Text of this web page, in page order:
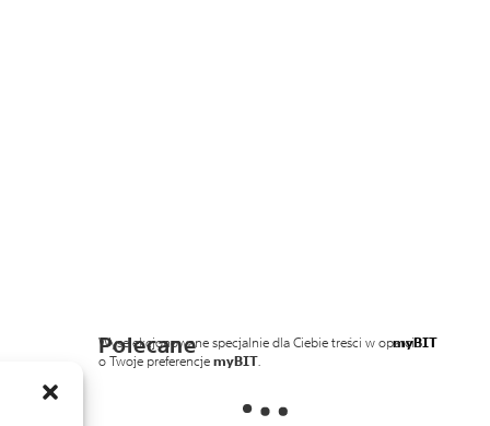
Polecane myBIT
Wyselekcjonowane specjalnie dla Ciebie treści w oparciu
o Twoje preferencjemyBIT.